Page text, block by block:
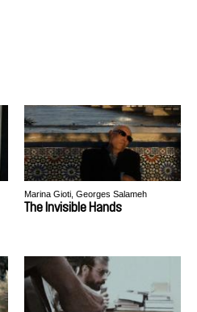
Marina Gioti, Georges Salameh
The Invisible Hands